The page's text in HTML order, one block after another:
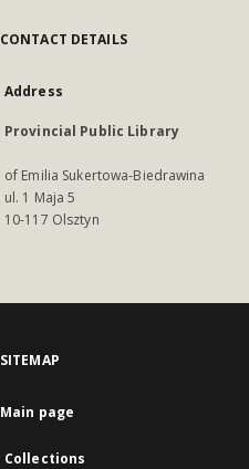
CONTACT DETAILS
Address
Provincial Public Library
of Emilia Sukertowa-Biedrawina
ul. 1 Maja 5
10-117 Olsztyn
SITEMAP
Main page
Collections